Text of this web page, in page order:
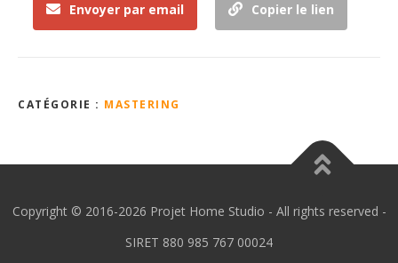
Envoyer par email Copier le lien
CATÉGORIE : MASTERING
Copyright © 2016-2026 Projet Home Studio - All rights reserved -
SIRET 880 985 767 00024